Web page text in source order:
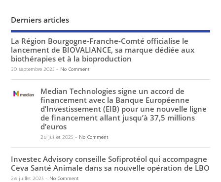
Derniers articles
La Région Bourgogne-Franche-Comté officialise le
lancement de BIOVALIANCE, sa marque dédiée aux
biothérapies et à la bioproduction
30 septembre 2025- No Comment
Median Technologies signe un accord de
financement avec la Banque Européenne
d’Investissement (EIB) pour une nouvelle ligne
de financement allant jusqu’à 37,5 millions
d’euros
26 juillet 2025- No Comment
Investec Advisory conseille Sofiprotéol qui accompagne
Ceva Santé Animale dans sa nouvelle opération de LBO
26 juillet 2025- No Comment